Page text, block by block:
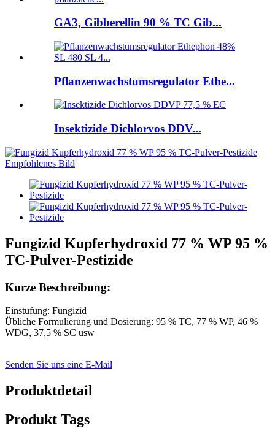
GA3, Gibberellin 90 % TC Gib...
Pflanzenwachstumsregulator Ethe...
Insektizide Dichlorvos DDV...
Fungizid Kupferhydroxid 77 % WP 95 %
TC-Pulver-Pestizide
Kurze Beschreibung:
Einstufung: Fungizid
Übliche Formulierung und Dosierung: 95 % TC, 77 % WP, 46 %
WDG, 37,5 % SC usw
Senden Sie uns eine E-Mail
Produktdetail
Produkt Tags